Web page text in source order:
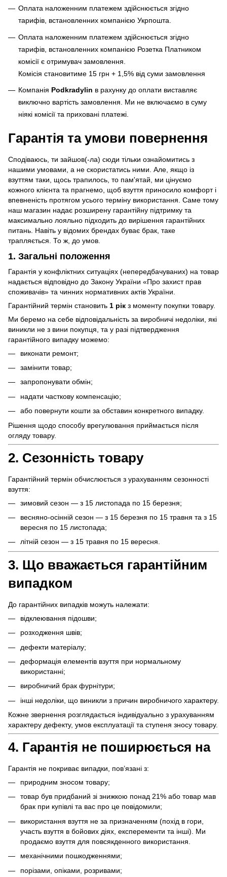
Оплата наложенним платежем здійснюється згідно
тарифів, встановленних компанією Укрпошта.
Оплата наложенним платежем здійснюється згідно
тарифів, встановленних компанією Розетка Платником
комісії є отримувач замовлення.
Комісія становитиме 15 грн + 1,5% від суми замовлення
Компанія Podkradylin в рахунку до оплати виставляє
виключно вартість замовлення. Ми не включаємо в суму
ніякі комісії та приховані платежі.
Гарантія та умови повернення
Сподіваюсь, ти зайшов(-ла) сюди тільки ознайомитись з
нашими умовами, а не скористатись ними. Але, якщо із
взуттям таки, щось трапилось, то пам'ятай, ми цінуємо
кожного клієнта та прагнемо, щоб взуття приносило комфорт і
впевненість протягом усього терміну використання. Саме тому
наш магазин надає розширену гарантійну підтримку та
максимально лояльно підходить до вирішення гарантійних
питань. Навіть у відомих брендах буває брак, таке
трапляється. То ж, до умов.
1. Загальні положення
Гарантія у конфліктних ситуаціях (непередбачуваних) на товар
надається відповідно до Закону України «Про захист прав
споживачів» та чинних нормативних актів України.
Гарантійний термін становить 1 рік з моменту покупки товару.
Ми беремо на себе відповідальність за виробничі недоліки, які
виникли не з вини покупця, та у разі підтвердження
гарантійного випадку можемо:
виконати ремонт;
замінити товар;
запропонувати обмін;
надати часткову компенсацію;
або повернути кошти за обставин конкретного випадку.
Рішення щодо способу врегулювання приймається після
огляду товару.
2. Сезонність товару
Гарантійний термін обчислюється з урахуванням сезонності
взуття:
зимовий сезон — з 15 листопада по 15 березня;
весняно-осінній сезон — з 15 березня по 15 травня та з 15
вересня по 15 листопада;
літній сезон — з 15 травня по 15 вересня.
3. Що вважається гарантійним
випадком
До гарантійних випадків можуть належати:
відклеювання підошви;
розходження швів;
дефекти матеріалу;
деформація елементів взуття при нормальному
використанні;
виробничий брак фурнітури;
інші недоліки, що виникли з причин виробничого характеру.
Кожне звернення розглядається індивідуально з урахуванням
характеру дефекту, умов експлуатації та ступеня зносу товару.
4. Гарантія не поширюється на
Гарантія не покриває випадки, пов’язані з:
природним зносом товару;
товар був придбаний зі знижкою понад 21% або товар мав
брак при купівлі та вас про це повідомили;
використання взуття не за призначенням (похід в гори,
участь взуття в бойових діях, експеременти та інші). Ми
продаємо взуття для повсякденного використання.
механічними пошкодженнями;
порізами, опіками, розривами;